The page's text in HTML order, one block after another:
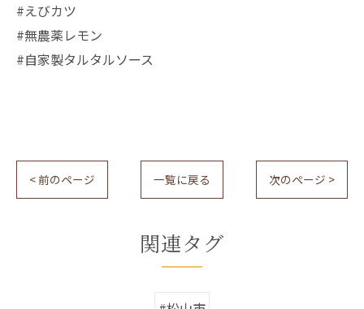
#えびカツ
#無農薬レモン
#自家製タルタルソース
< 前のページ 一覧に戻る 次のページ >
関連タグ